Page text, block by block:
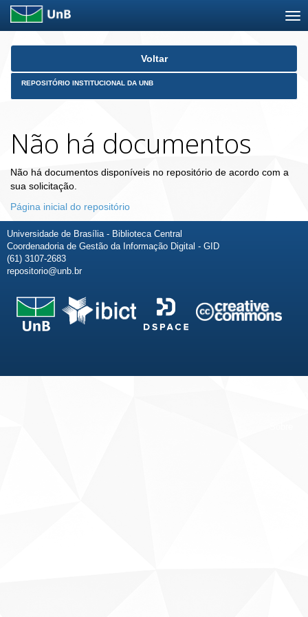
Skip
Voltar
REPOSITÓRIO INSTITUCIONAL DA UNB
Não há documentos
Não há documentos disponíveis no repositório de acordo com a
sua solicitação.
Página inicial do repositório
Universidade de Brasília - Biblioteca Central
Coordenadoria de Gestão da Informação Digital - GID
(61) 3107-2683
repositorio@unb.br